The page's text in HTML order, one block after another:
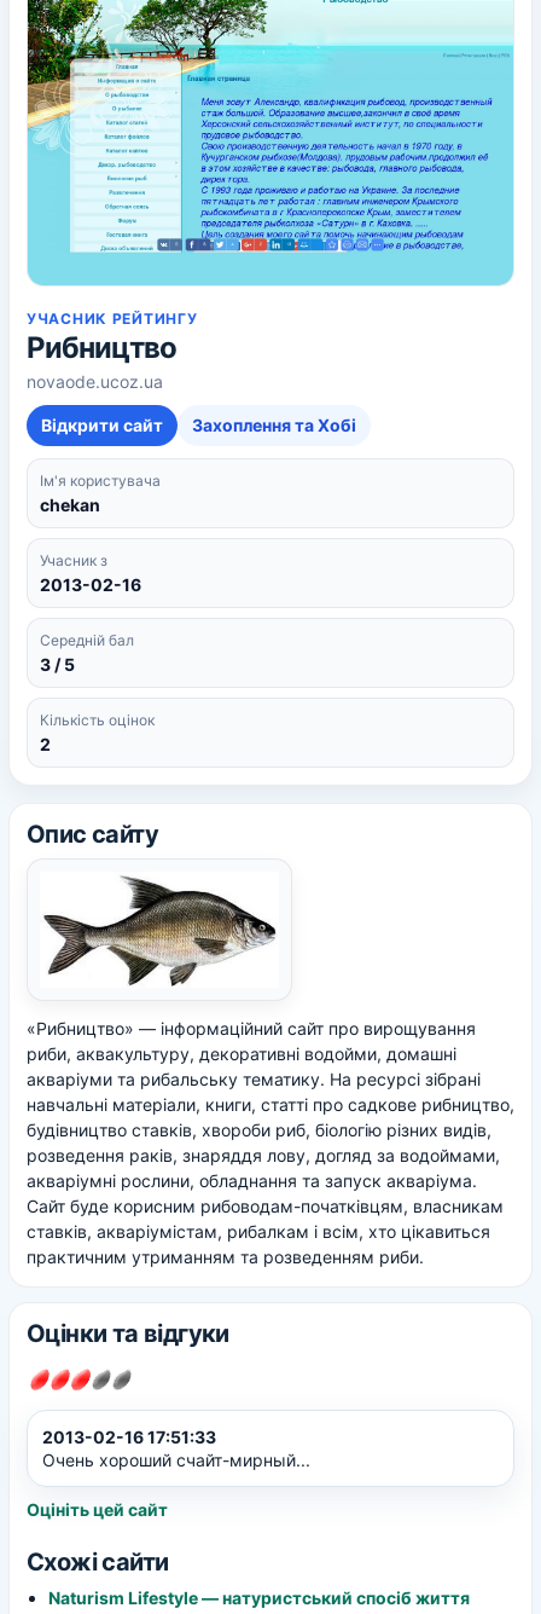
УЧАСНИК РЕЙТИНГУ
Рибництво
novaode.ucoz.ua
Відкрити сайт Захоплення та Хобі
Ім'я користувача
chekan
Учасник з
2013-02-16
Середній бал
3 / 5
Кількість оцінок
2
Опис сайту
«Рибництво» — інформаційний сайт про вирощування
риби, аквакультуру, декоративні водойми, домашні
акваріуми та рибальську тематику. На ресурсі зібрані
навчальні матеріали, книги, статті про садкове рибництво,
будівництво ставків, хвороби риб, біологію різних видів,
розведення раків, знаряддя лову, догляд за водоймами,
акваріумні рослини, обладнання та запуск акваріума.
Сайт буде корисним рибоводам-початківцям, власникам
ставків, акваріумістам, рибалкам і всім, хто цікавиться
практичним утриманням та розведенням риби.
Оцінки та відгуки
2013-02-16 17:51:33
Очень хороший счайт-мирный...
Оцініть цей сайт
Схожі сайти
Naturism Lifestyle — натуристський спосіб життя